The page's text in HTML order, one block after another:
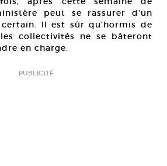
peut se rassurer d’un
Il est sûr qu’hormis de
collectivités ne se bâteront
en charge.
PUBLICITÉ